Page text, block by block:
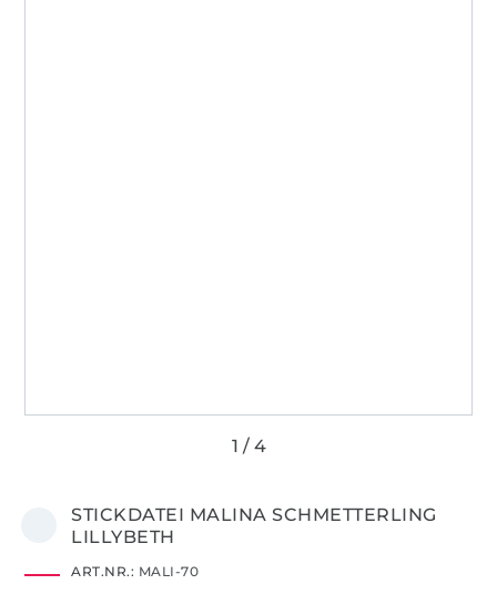
STICKDATEI MALINA SCHMETTERLING
LILLYBETH
ART.NR.: MALI-70